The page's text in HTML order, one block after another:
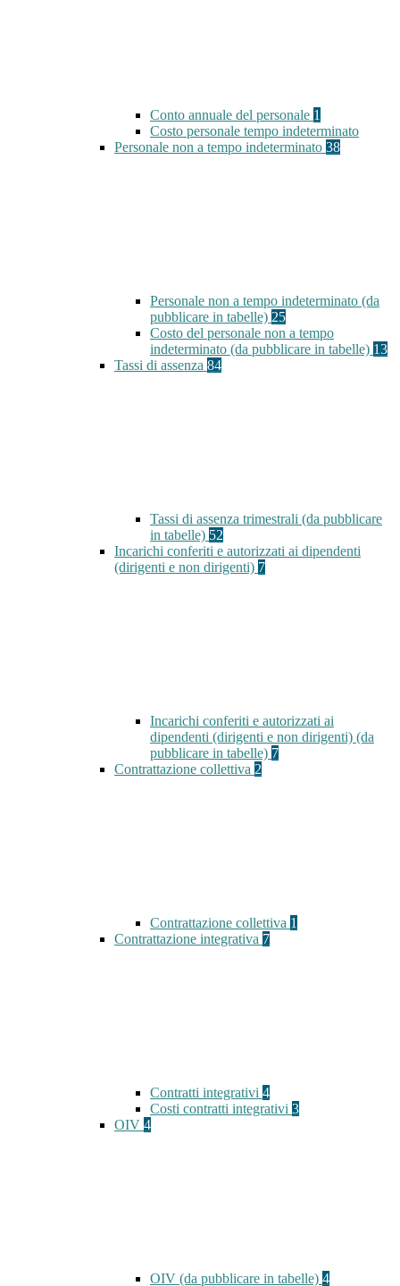
Conto annuale del personale 1
Costo personale tempo indeterminato
Personale non a tempo indeterminato 38
Personale non a tempo indeterminato (da
pubblicare in tabelle) 25
Costo del personale non a tempo
indeterminato (da pubblicare in tabelle) 13
Tassi di assenza 84
Tassi di assenza trimestrali (da pubblicare
in tabelle) 52
Incarichi conferiti e autorizzati ai dipendenti
(dirigenti e non dirigenti) 7
Incarichi conferiti e autorizzati ai
dipendenti (dirigenti e non dirigenti) (da
pubblicare in tabelle) 7
Contrattazione collettiva 2
Contrattazione collettiva 1
Contrattazione integrativa 7
Contratti integrativi 4
Costi contratti integrativi 3
OIV 4
OIV (da pubblicare in tabelle) 4